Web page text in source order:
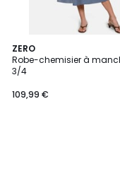
ZERO
Robe-chemisier à
3/4
109,99 €